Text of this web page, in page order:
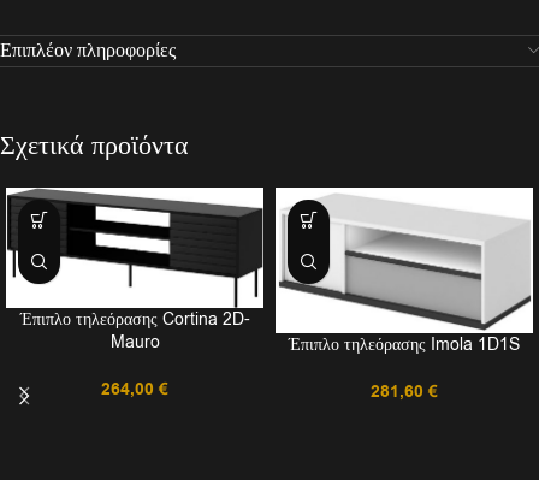
Επιπλέον πληροφορίες
Σχετικά προϊόντα
Έπιπλο τηλεόρασης Cortina 2D-
Mauro
264,00 €
Έπιπλο τηλεόρασης Imola 1D1S
281,60 €